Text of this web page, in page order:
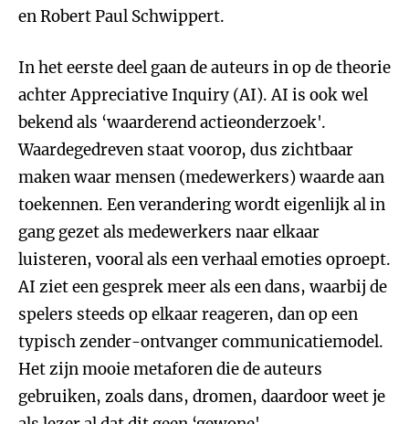
en Robert Paul Schwippert.
In het eerste deel gaan de auteurs in op de theorie
achter Appreciative Inquiry (AI). AI is ook wel
bekend als ‘waarderend actieonderzoek'.
Waardegedreven staat voorop, dus zichtbaar
maken waar mensen (medewerkers) waarde aan
toekennen. Een verandering wordt eigenlijk al in
gang gezet als medewerkers naar elkaar
luisteren, vooral als een verhaal emoties oproept.
AI ziet een gesprek meer als een dans, waarbij de
spelers steeds op elkaar reageren, dan op een
typisch zender-ontvanger communicatiemodel.
Het zijn mooie metaforen die de auteurs
gebruiken, zoals dans, dromen, daardoor weet je